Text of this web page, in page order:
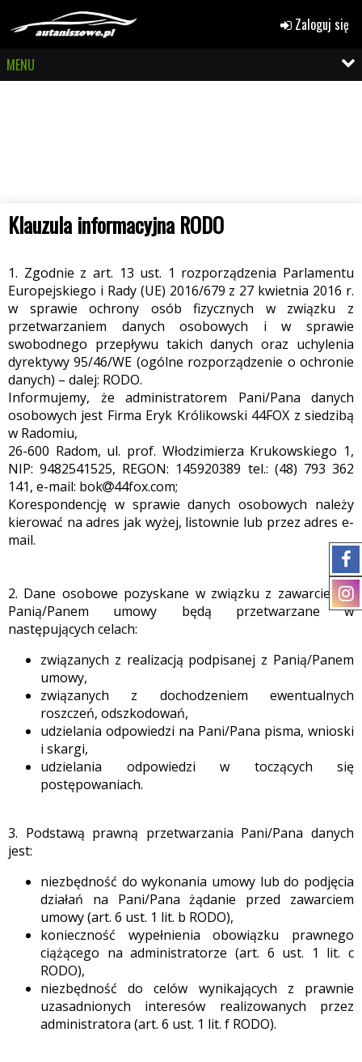
Zaloguj się
MENU
Klauzula informacyjna RODO
1. Zgodnie z art. 13 ust. 1 rozporządzenia Parlamentu
Europejskiego i Rady (UE) 2016/679 z 27 kwietnia 2016 r.
w sprawie ochrony osób fizycznych w związku z
przetwarzaniem danych osobowych i w sprawie
swobodnego przepływu takich danych oraz uchylenia
dyrektywy 95/46/WE (ogólne rozporządzenie o ochronie
danych) – dalej: RODO.
Informujemy, że administratorem Pani/Pana danych
osobowych jest Firma Eryk Królikowski 44FOX z siedzibą
w Radomiu,
26-600 Radom, ul. prof. Włodzimierza Krukowskiego 1,
NIP: 9482541525, REGON: 145920389 tel.: (48) 793 362
141, e-mail: bok
44fox.com;
Korespondencję w sprawie danych osobowych należy
kierować na adres jak wyżej, listownie lub przez adres e-
mail.
2. Dane osobowe pozyskane w związku z zawarciem z
Panią/Panem umowy będą przetwarzane w
następujących celach:
związanych z realizacją podpisanej z Panią/Panem
umowy,
związanych z dochodzeniem ewentualnych
roszczeń, odszkodowań,
udzielania odpowiedzi na Pani/Pana pisma, wnioski
i skargi,
udzielania odpowiedzi w toczących się
postępowaniach.
3. Podstawą prawną przetwarzania Pani/Pana danych
jest:
niezbędność do wykonania umowy lub do podjęcia
działań na Pani/Pana żądanie przed zawarciem
umowy (art. 6 ust. 1 lit. b RODO),
konieczność wypełnienia obowiązku prawnego
ciążącego na administratorze (art. 6 ust. 1 lit. c
RODO),
niezbędność do celów wynikających z prawnie
uzasadnionych interesów realizowanych przez
administratora (art. 6 ust. 1 lit. f RODO).